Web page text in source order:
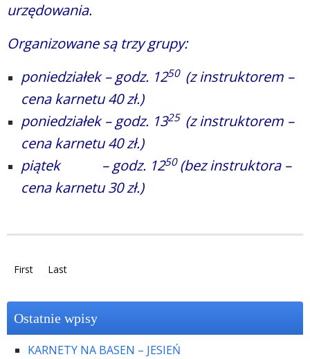
urzędowania.
Organizowane są trzy grupy:
poniedziałek – godz. 1250 (z instruktorem –
cena karnetu 40 zł.)
poniedziałek – godz. 1325 (z instruktorem –
cena karnetu 40 zł.)
piątek – godz. 1250 (bez instruktora –
cena karnetu 30 zł.)
First Last
Ostatnie wpisy
KARNETY NA BASEN – JESIEŃ